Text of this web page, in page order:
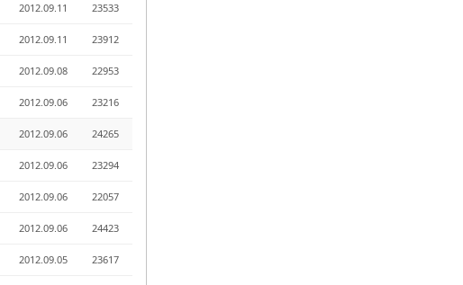
2012.09.11 23533
2012.09.11 23912
2012.09.08 22953
2012.09.06 23216
2012.09.06 24265
2012.09.06 23294
2012.09.06 22057
2012.09.06 24423
2012.09.05 23617